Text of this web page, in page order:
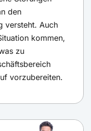
den
versteht. Auch
kommen,
zu
vorzubereiten.